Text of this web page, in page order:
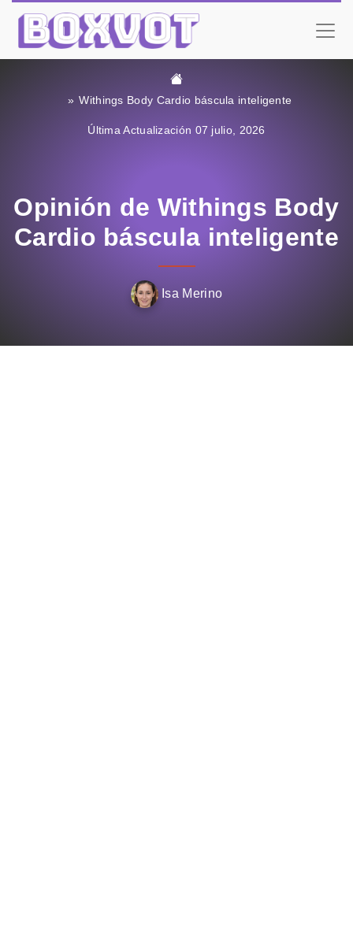
Withings Body Cardio báscula inteligente
Última Actualización 07 julio, 2026
Opinión de Withings Body
Cardio báscula inteligente
Isa Merino